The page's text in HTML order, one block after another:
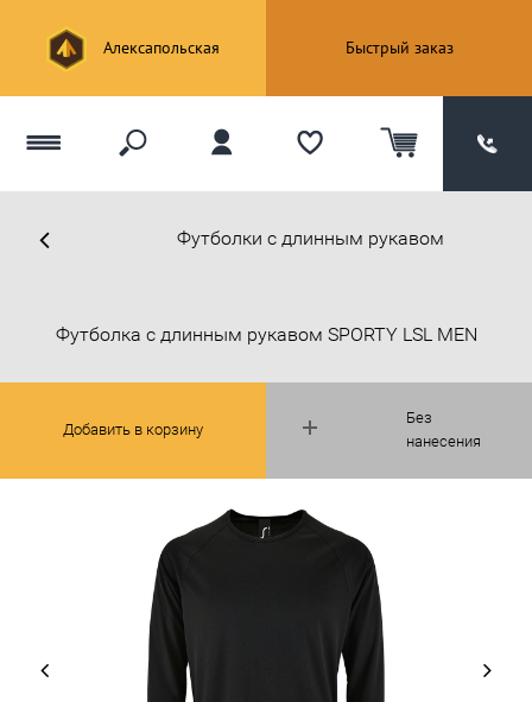
Алексапольская Быстрый заказ
Футболки с длинным рукавом
Без
нанесения
Футболка с длинным рукавом SPORTY LSL MEN
Добавить в корзину